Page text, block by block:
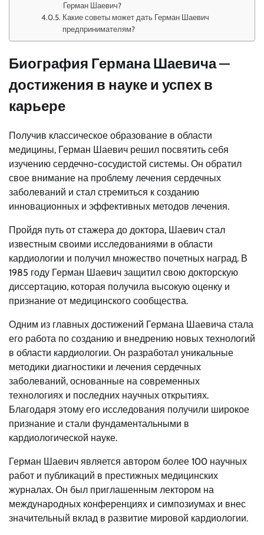
Герман Шаевич?
Какие советы может дать Герман Шаевич
предпринимателям?
Биография Германа Шаевича —
достижения в науке и успех в
карьере
Получив классическое образование в области
медицины, Герман Шаевич решил посвятить себя
изучению сердечно-сосудистой системы. Он обратил
свое внимание на проблему лечения сердечных
заболеваний и стал стремиться к созданию
инновационных и эффективных методов лечения.
Пройдя путь от стажера до доктора, Шаевич стал
известным своими исследованиями в области
кардиологии и получил множество почетных наград. В
1985 году Герман Шаевич защитил свою докторскую
диссертацию, которая получила высокую оценку и
признание от медицинского сообщества.
Одним из главных достижений Германа Шаевича стала
его работа по созданию и внедрению новых технологий
в области кардиологии. Он разработал уникальные
методики диагностики и лечения сердечных
заболеваний, основанные на современных
технологиях и последних научных открытиях.
Благодаря этому его исследования получили широкое
признание и стали фундаментальными в
кардиологической науке.
Герман Шаевич является автором более 100 научных
работ и публикаций в престижных медицинских
журналах. Он был приглашенным лектором на
международных конференциях и симпозиумах и внес
значительный вклад в развитие мировой кардиологии.